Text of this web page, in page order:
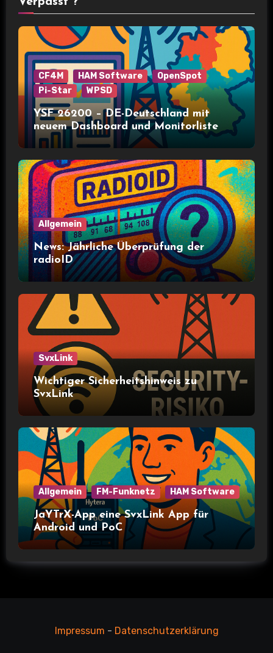
CF4M HAM Software
OpenSpot
Pi-Star
WPSD
YSF 26200 – DE-Deutschland mit
neuem Dashboard und Monitorliste
Allgemein
News: Jährliche Überprüfung der
radioID
SvxLink
Wichtiger Sicherheitshinweis zu
SvxLink
Allgemein FM-Funknetz HAM Software
JaYTrX-App eine SvxLink App für
Android und PoC
Impressum - Datenschutzerklärung